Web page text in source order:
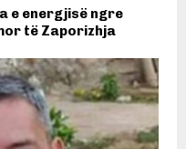
e energjisë ngre
të Zaporizhja